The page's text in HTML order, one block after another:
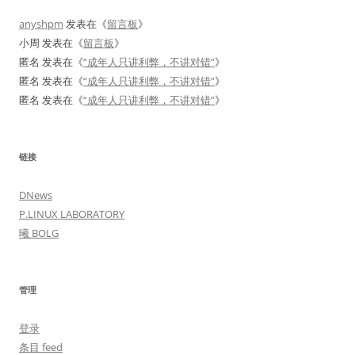
anyshpm 发表在《留言板》
小周 发表在《留言板》
匿名 发表在《“成年人只讲利弊，不讲对错”》
匿名 发表在《“成年人只讲利弊，不讲对错”》
匿名 发表在《“成年人只讲利弊，不讲对错”》
链接
DNews
P.LINUX LABORATORY
曦 BOLG
管理
登录
条目 feed